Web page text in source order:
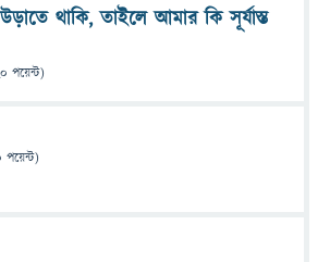
থাকি, তাইলে আমার কি সূর্যাস্ত
পয়েন্ট)
পয়েন্ট)